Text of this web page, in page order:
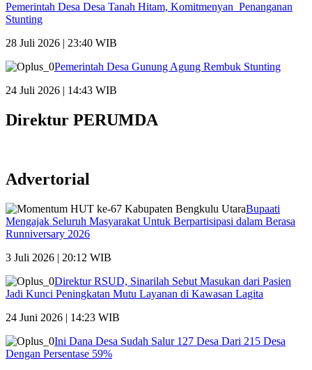
Pemerintah Desa Desa Tanah Hitam, Komitmenyan Penanganan
Stunting
28 Juli 2026 | 23:40 WIB
Pemerintah Desa Gunung Agung Rembuk Stunting
24 Juli 2026 | 14:43 WIB
Direktur PERUMDA
Advertorial
Bupaati
Mengajak Seluruh Masyarakat Untuk Berpartisipasi dalam Berasa
Runniversary 2026
3 Juli 2026 | 20:12 WIB
Direktur RSUD, Sinarilah Sebut Masukan dari Pasien
Jadi Kunci Peningkatan Mutu Layanan di Kawasan Lagita
24 Juni 2026 | 14:23 WIB
Ini Dana Desa Sudah Salur 127 Desa Dari 215 Desa
Dengan Persentase 59%